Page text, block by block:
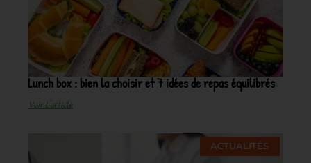
Lunch box : bien la choisir et 7 idées de repas équilibrés
Voir L'article
ACTUALITÉS